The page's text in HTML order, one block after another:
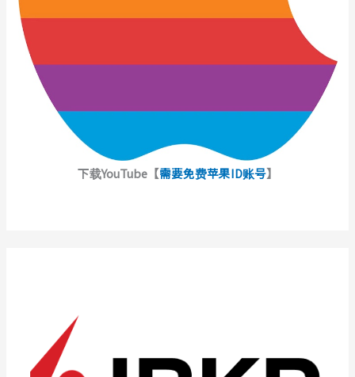
下载YouTube【需要免费苹果ID账号】